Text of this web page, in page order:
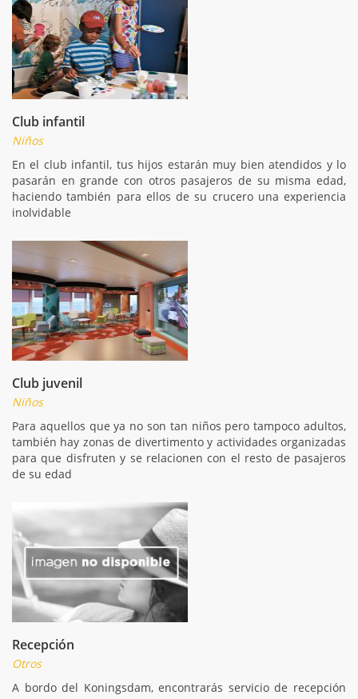
Club infantil
Niños
En el club infantil, tus hijos estarán muy bien atendidos y lo
pasarán en grande con otros pasajeros de su misma edad,
haciendo también para ellos de su crucero una experiencia
inolvidable
Club juvenil
Niños
Para aquellos que ya no son tan niños pero tampoco adultos,
también hay zonas de divertimento y actividades organizadas
para que disfruten y se relacionen con el resto de pasajeros
de su edad
Recepción
Otros
A bordo del Koningsdam, encontrarás servicio de recepción